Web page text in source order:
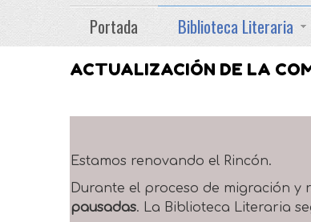
Portada Biblioteca Literaria
ACTUALIZACIÓN DE LA
Estamos renovando el Rincón.
Durante el proceso de migración y
pausadas. La Biblioteca Literaria